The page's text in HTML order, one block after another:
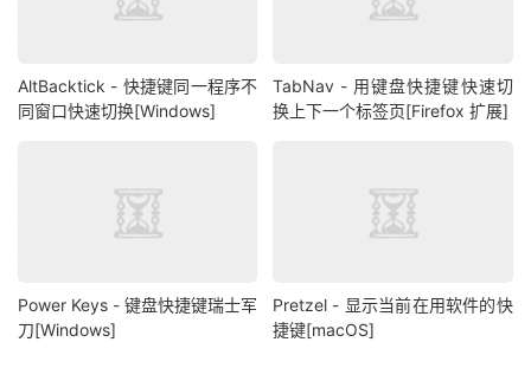
AltBacktick - 快捷键同一程序不
同窗口快速切换[Windows]
TabNav - 用键盘快捷键快速切
换上下一个标签页[Firefox 扩展]
Power Keys - 键盘快捷键瑞士军
刀[Windows]
Pretzel - 显示当前在用软件的快
捷键[macOS]